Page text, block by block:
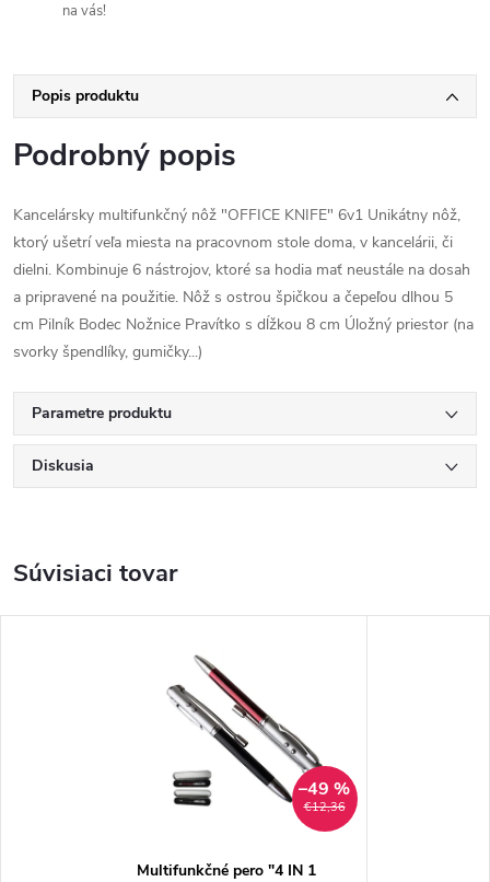
na vás!
Popis produktu
Podrobný popis
Kancelársky multifunkčný nôž "OFFICE KNIFE" 6v1 Unikátny nôž,
ktorý ušetrí veľa miesta na pracovnom stole doma, v kancelárii, či
dielni. Kombinuje 6 nástrojov, ktoré sa hodia mať neustále na dosah
a pripravené na použitie. Nôž s ostrou špičkou a čepeľou dlhou 5
cm Pilník Bodec Nožnice Pravítko s dĺžkou 8 cm Úložný priestor (na
svorky špendlíky, gumičky...)
Parametre produktu
Diskusia
Súvisiaci tovar
€12,36
–49 %
Multifunkčné pero "4 IN 1